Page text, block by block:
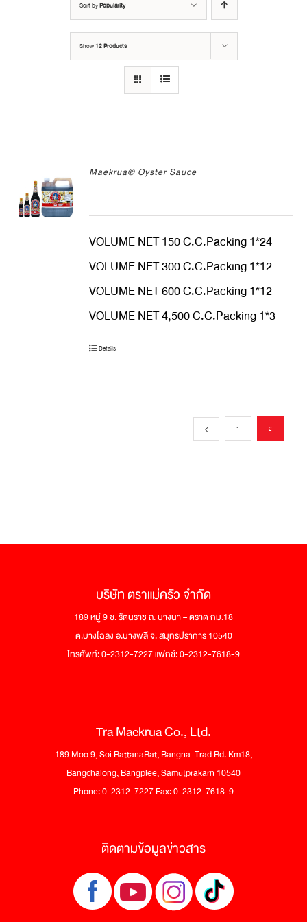
Sort byPopularity
Show12 Products
Maekrua® Oyster Sauce
VOLUME NET 150 C.C.Packing 1*24
VOLUME NET 300 C.C.Packing 1*12
VOLUME NET 600 C.C.Packing 1*12
VOLUME NET 4,500 C.C.Packing 1*3
Details
1 2
บริษัท ตราแม่ครัว จำกัด
189 หมู่ 9 ซ. รัตนราช ถ. บางนา – ตราด กม.18
ต.บางโฉลง อ.บางพลี จ. สมุทรปราการ 10540
โทรศัพท์: 0-2312-7227 แฟกซ์: 0-2312-7618-9
Tra Maekrua Co., Ltd.
189 Moo 9, Soi RattanaRat, Bangna-Trad Rd. Km18,
Bangchalong, Bangplee, Samutprakarn 10540
Phone: 0-2312-7227 Fax: 0-2312-7618-9
ติดตามข้อมูลข่าวสาร